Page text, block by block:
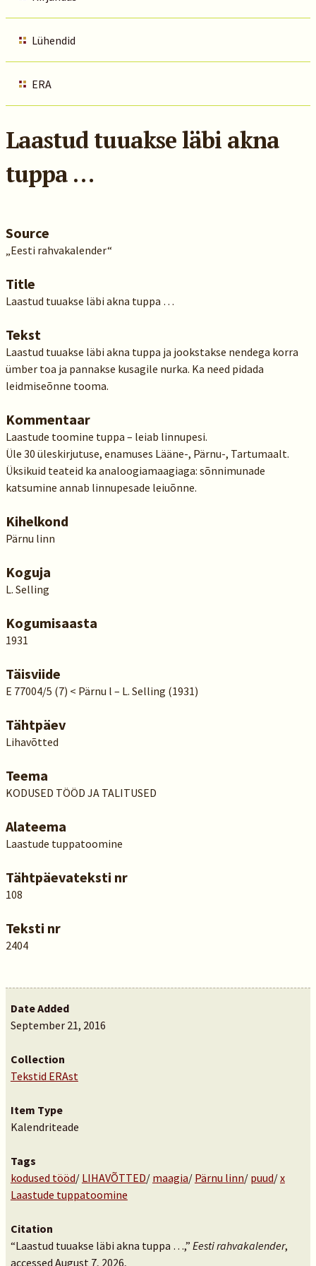
Lühendid
ERA
Laastud tuuakse läbi akna
tuppa …
Source
„Eesti rahvakalender“
Title
Laastud tuuakse läbi akna tuppa …
Tekst
Laastud tuuakse läbi akna tuppa ja jookstakse nendega korra
ümber toa ja pannakse kusagile nurka. Ka need pidada
leidmiseõnne tooma.
Kommentaar
Laastude toomine tuppa – leiab linnupesi.
Üle 30 üleskirjutuse, enamuses Lääne-, Pärnu-, Tartumaalt.
Üksikuid teateid ka analoogiamaagiaga: sõnnimunade
katsumine annab linnupesade leiuõnne.
Kihelkond
Pärnu linn
Koguja
L. Selling
Kogumisaasta
1931
Täisviide
E 77004/5 (7) < Pärnu l – L. Selling (1931)
Tähtpäev
Lihavõtted
Teema
KODUSED TÖÖD JA TALITUSED
Alateema
Laastude tuppatoomine
Tähtpäevateksti nr
108
Teksti nr
2404
Date Added
September 21, 2016
Collection
Tekstid ERAst
Item Type
Kalendriteade
Tags
kodused tööd/ LIHAVÕTTED/ maagia/ Pärnu linn/ puud/x
Laastude tuppatoomine
Citation
“Laastud tuuakse läbi akna tuppa …,” Eesti rahvakalender,
accessed August 7, 2026,